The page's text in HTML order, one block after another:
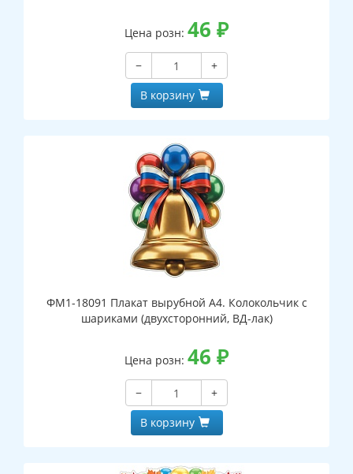
Цена розн: 46 ₽
−
+
В корзину
ФМ1-18091 Плакат вырубной А4. Колокольчик с
шариками (двухсторонний, ВД-лак)
Цена розн: 46 ₽
−
+
В корзину